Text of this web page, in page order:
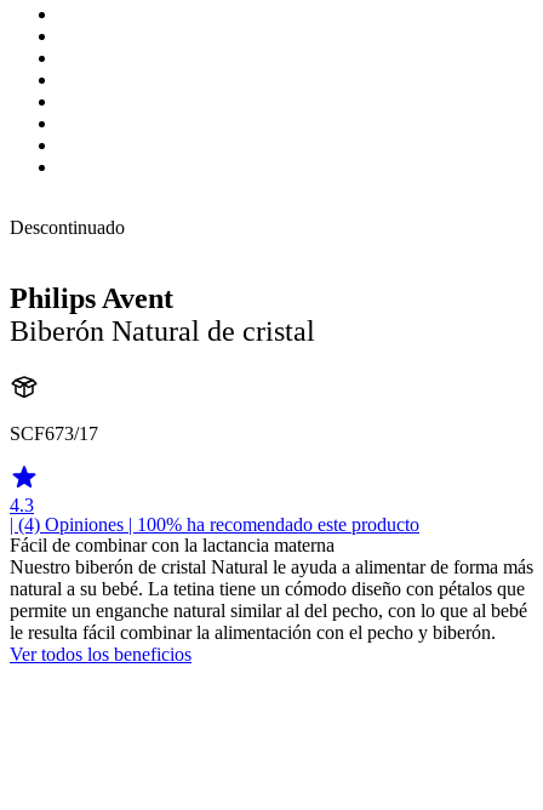
Descontinuado
Philips Avent
Biberón Natural de cristal
SCF673/17
4.3
| (4) Opiniones | 100% ha recomendado este producto
Fácil de combinar con la lactancia materna
Nuestro biberón de cristal Natural le ayuda a alimentar de forma más
natural a su bebé. La tetina tiene un cómodo diseño con pétalos que
permite un enganche natural similar al del pecho, con lo que al bebé
le resulta fácil combinar la alimentación con el pecho y biberón.
Ver todos los beneficios